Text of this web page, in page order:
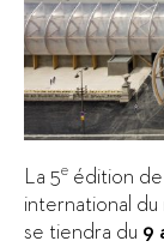
La 5e édition
international
se tiendra du 9